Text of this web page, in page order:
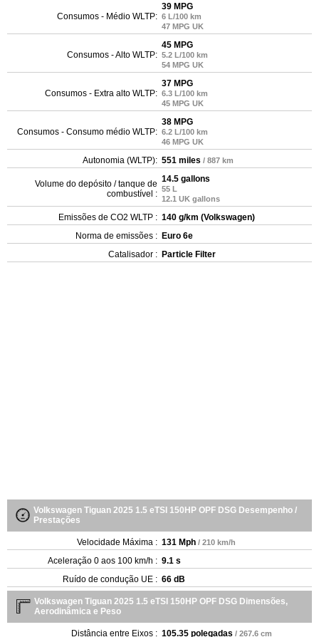
Consumos - Médio WLTP:
39 MPG
6 L/100 km
47 MPG UK
Consumos - Alto WLTP:
45 MPG
5.2 L/100 km
54 MPG UK
Consumos - Extra alto WLTP:
37 MPG
6.3 L/100 km
45 MPG UK
Consumos - Consumo médio WLTP:
38 MPG
6.2 L/100 km
46 MPG UK
Autonomia (WLTP): 551 miles / 887 km
Volume do depósito / tanque de
combustível :
14.5 gallons
55 L
12.1 UK gallons
Emissões de CO2 WLTP : 140 g/km (Volkswagen)
Norma de emissões : Euro 6e
Catalisador : Particle Filter
Volkswagen Tiguan 2025 1.5 eTSI 150HP OPF DSG Desempenho /
Prestações
Velocidade Máxima : 131 Mph / 210 km/h
Aceleração 0 aos 100 km/h : 9.1 s
Ruído de condução UE : 66 dB
Volkswagen Tiguan 2025 1.5 eTSI 150HP OPF DSG Dimensões,
Aerodinâmica e Peso
Distância entre Eixos : 105.35 polegadas / 267.6 cm